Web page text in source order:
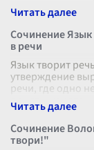
Сочинение Язык
в речи
Язык творит
утверждение
речи, где одно
понять, как это
Сочинение
твори!"